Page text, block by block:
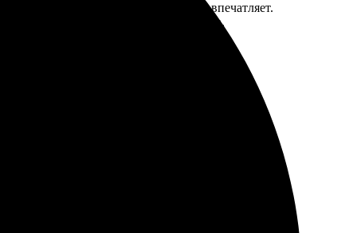
формат быстро. Выбор холстов впечатляет.
работа, буду заказывать снова.
в оговоренные сроки, не было никаких
Обязательно обращусь еще!